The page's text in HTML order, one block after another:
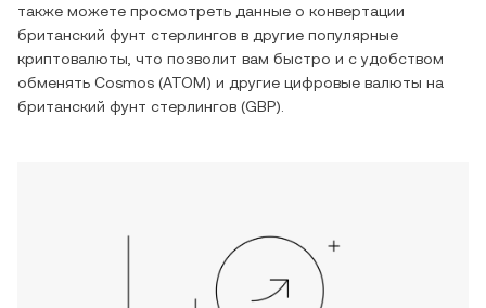
также можете просмотреть данные о конвертации
британский фунт стерлингов в другие популярные
криптовалюты, что позволит вам быстро и с удобством
обменять Cosmos (ATOM) и другие цифровые валюты на
британский фунт стерлингов (GBP).